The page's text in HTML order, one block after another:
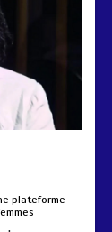
plateforme